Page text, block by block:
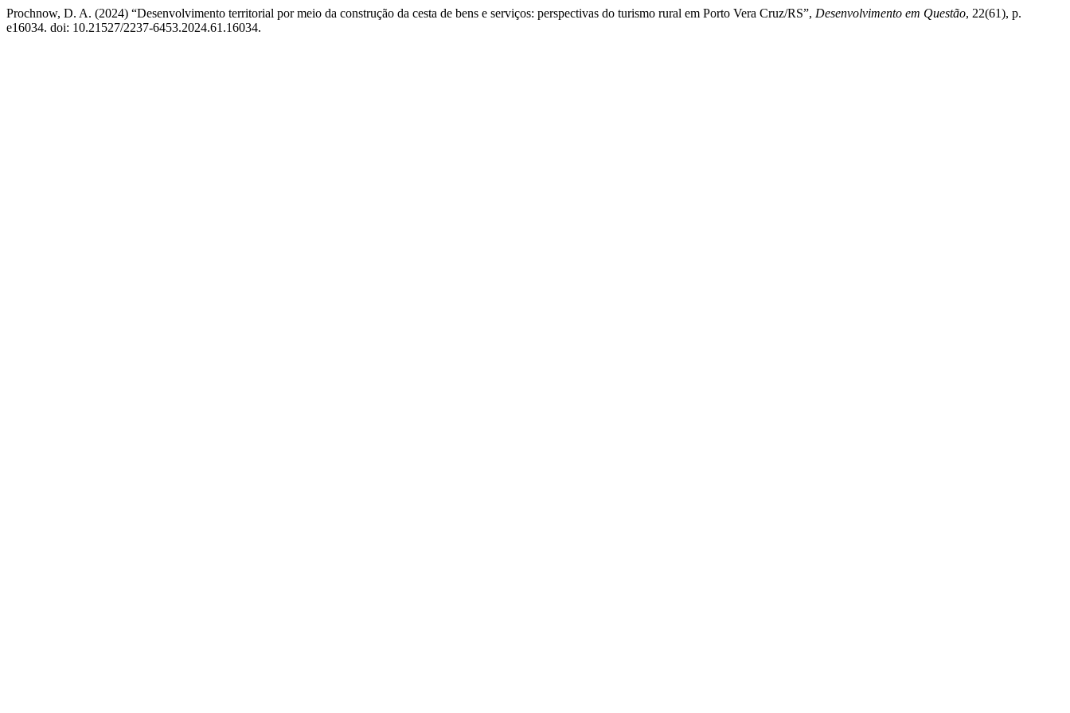
Prochnow, D. A. (2024) “Desenvolvimento territorial por meio da construção da cesta de bens e serviços: perspectivas do turismo rural em Porto Vera Cruz/RS”, Desenvolvimento em Questão, 22(61), p.
e16034. doi: 10.21527/2237-6453.2024.61.16034.